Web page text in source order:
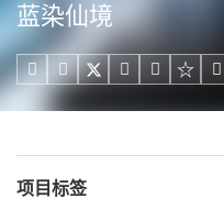
蓝染仙境
    
项目标签